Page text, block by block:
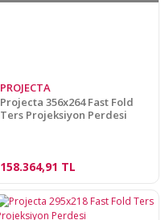
PROJECTA
Projecta 356x264 Fast Fold
Ters Projeksiyon Perdesi
158.364,91 TL